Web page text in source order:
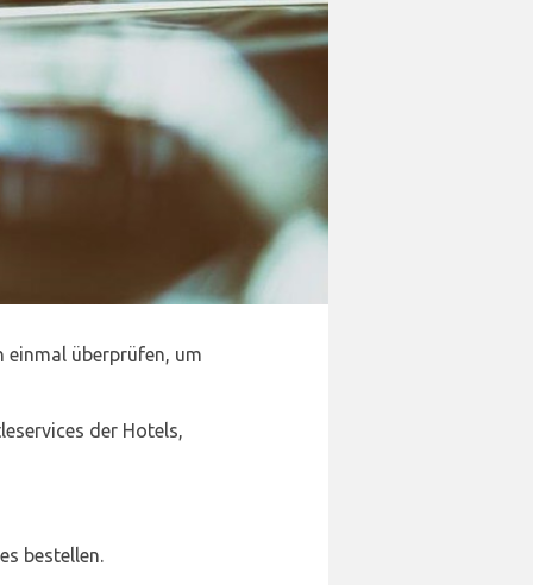
einmal überprüfen, um
der Hotels,
bestellen.